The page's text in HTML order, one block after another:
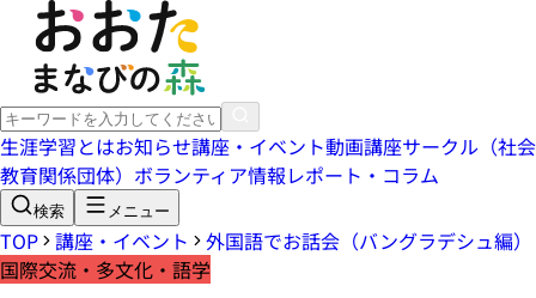
生涯学習とはお知らせ講座・イベント動画講座サークル（社会
教育関係団体） ボランティア情報レポート・コラム
検索 メニュー
TOP 講座・イベント
外国語でお話会（バングラデシュ編）
国際交流・多文化・語学